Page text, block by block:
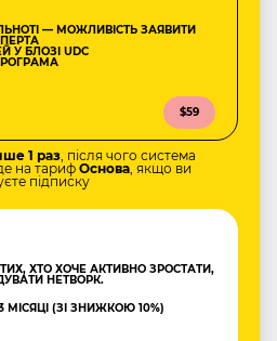
— МОЖЛИВІСТЬ ЗАЯВИТИ
У БЛОЗІ UDC
$59
1 раз, після чого система
на тариф Основа, якщо ви
підписку
ХТО ХОЧЕ АКТИВНО ЗРОСТАТИ,
НЕТВОРК.
МІСЯЦІ (ЗІ ЗНИЖКОЮ 10%)